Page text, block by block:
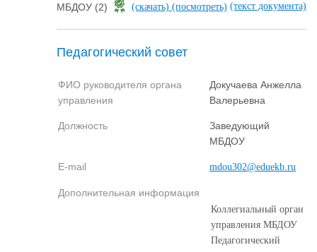
МБДОУ (2)
(скачать) (посмотреть) (текст документа)
Педагогический совет
ФИО руководителя органа
управления
Докучаева Анжелла
Валерьевна
Должность
Заведующий
МБДОУ
E-mail mdou302@eduekb.ru
Дополнительная информация
Коллегиальный орган
управления МБДОУ
Педагогический